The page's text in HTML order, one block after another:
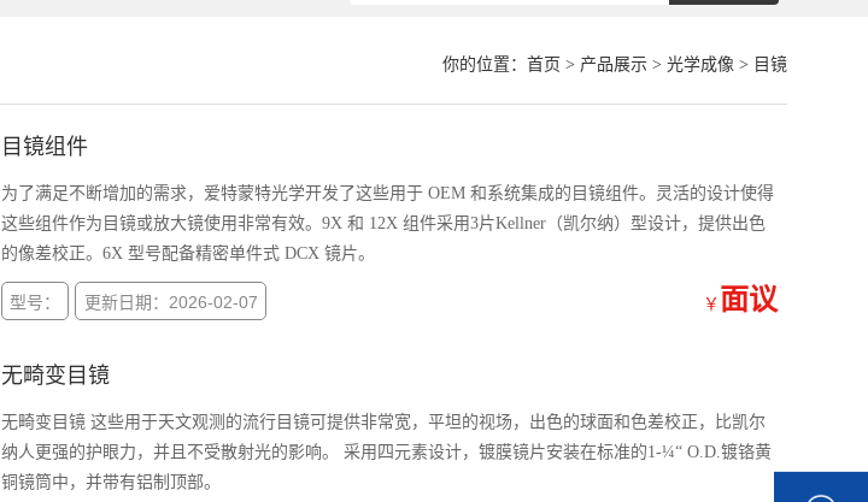
你的位置： 首页 > 产品展示> 光学成像 > 目镜
目镜组件
为了满足不断增加的需求，爱特蒙特光学开发了这些用于 OEM 和系统集成的目镜组件。灵活的设计使得
这些组件作为目镜或放大镜使用非常有效。9X 和 12X 组件采用3片Kellner（凯尔纳）型设计，提供出色
的像差校正。6X 型号配备精密单件式 DCX 镜片。
型号： 更新日期：2026-02-07 ￥ 面议
无畸变目镜
无畸变目镜 这些用于天文观测的流行目镜可提供非常宽，平坦的视场，出色的球面和色差校正，比凯尔
纳人更强的护眼力，并且不受散射光的影响。 采用四元素设计，镀膜镜片安装在标准的1-¼“ O.D.镀铬黄
铜镜筒中，并带有铝制顶部。